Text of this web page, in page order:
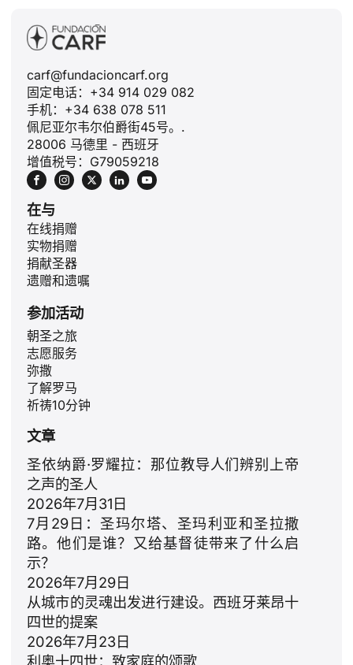
carf@fundacioncarf.org
固定电话：+34 914 029 082
手机：+34 638 078 511
佩尼亚尔韦尔伯爵街45号。.
28006 马德里 - 西班牙
增值税号：G79059218
在与
在线捐赠
实物捐赠
捐献圣器
遗赠和遗嘱
参加活动
朝圣之旅
志愿服务
弥撒
了解罗马
祈祷10分钟
文章
圣依纳爵·罗耀拉：那位教导人们辨别上帝
之声的圣人
2026年7月31日
7月29日：圣玛尔塔、圣玛利亚和圣拉撒
路。他们是谁？又给基督徒带来了什么启
示？
2026年7月29日
从城市的灵魂出发进行建设。西班牙莱昂十
四世的提案
2026年7月23日
利奥十四世：致家庭的颂歌